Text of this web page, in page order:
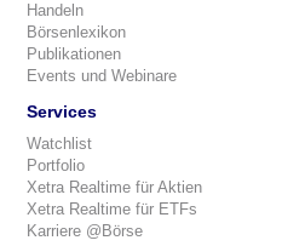
Handeln
Börsenlexikon
Publikationen
Events und Webinare
Services
Watchlist
Portfolio
Xetra Realtime für Aktien
Xetra Realtime für ETFs
Karriere @Börse